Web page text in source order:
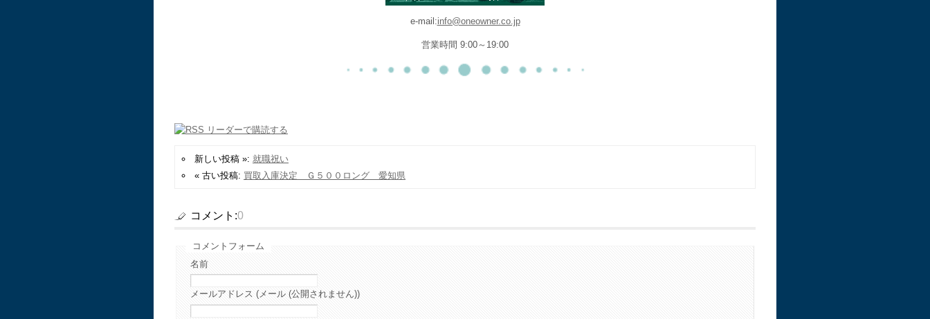
e-mail:info@oneowner.co.jp
営業時間 9:00～19:00
新しい投稿 »: 就職祝い
« 古い投稿: 買取入庫決定 Ｇ５００ロング 愛知県
コメント:0
コメントフォーム
名前
メールアドレス (メール (公開されません))